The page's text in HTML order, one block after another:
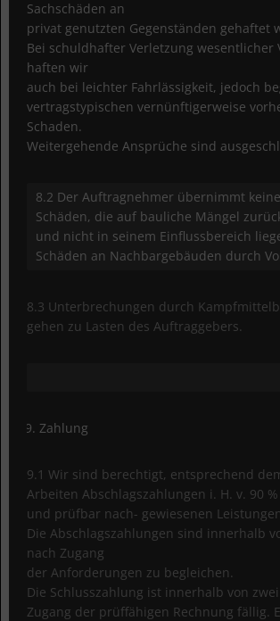
Sachschäden an
privat genutzten Gegenständen gehaftet
Bei schuldhafter Verletzung wesentlicher
haften wir
auch bei leichter Fahrlässigkeit, jedoch
vertragstypischen vernünftigerweise
Schaden.
Weitergehende Ansprüche sind
8.2 Der Auftragnehmer übernimmt
Schäden, die auf bauliche Mängel
und nicht in seinem Einflussbereich
Schäden an Nachbargebäuden durch
8.3 Unterbrechungen durch
gehen zu Lasten des Auftraggebers.
Zahlung
9.1 Wir sind berechtigt, entsprechend
Arbeiten Abschlagszahlungen i. H. v. 90
und prüfbar nach- gewiesenen
Die Abschlagszahlungen sind innerhalb
nach Zugang
der Anforderungen zu begleichen.
Die Schlusszahlung ist innerhalb von
Zugang der prüffähigen Rechnung fällig.